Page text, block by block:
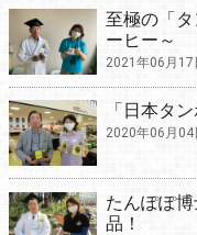
至極の「
ーヒー～
2021年06月17
「日本タ
2020年06月04
たんぽぽ
品！